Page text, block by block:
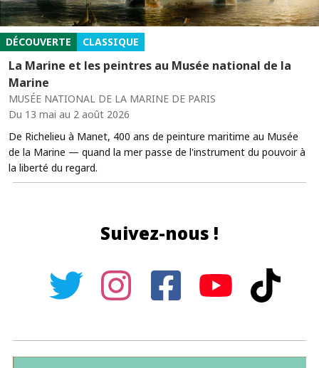
DÉCOUVERTE CLASSIQUE
La Marine et les peintres au Musée national de la
Marine
MUSÉE NATIONAL DE LA MARINE DE PARIS
Du 13 mai au 2 août 2026
De Richelieu à Manet, 400 ans de peinture maritime au Musée
de la Marine — quand la mer passe de l'instrument du pouvoir à
la liberté du regard.
Suivez-nous !